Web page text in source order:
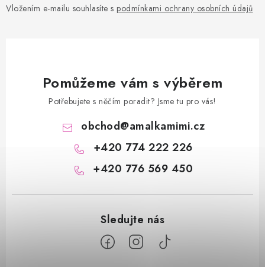
Vložením e-mailu souhlasíte s podmínkami ochrany osobních údajů
Pomůžeme vám s výběrem
Potřebujete s něčím poradit? Jsme tu pro vás!
obchod@amalkamimi.cz
+420 774 222 226
+420 776 569 450